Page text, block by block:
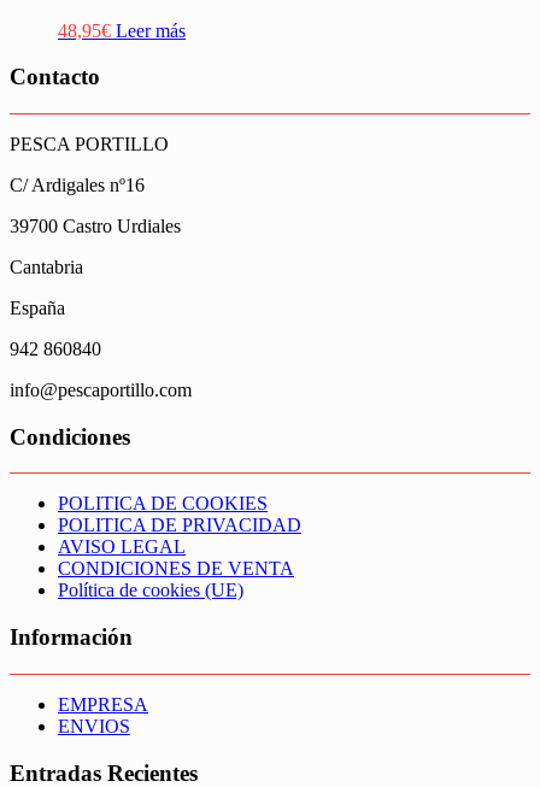
48,95€ Leer más
Contacto
PESCA PORTILLO
C/ Ardigales nº16
39700 Castro Urdiales
Cantabria
España
942 860840
info@pescaportillo.com
Condiciones
POLITICA DE COOKIES
POLITICA DE PRIVACIDAD
AVISO LEGAL
CONDICIONES DE VENTA
Política de cookies (UE)
Información
EMPRESA
ENVIOS
Entradas Recientes